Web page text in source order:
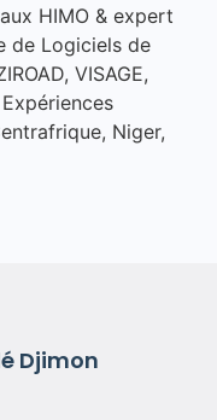
HIMO & expert
de Logiciels de
VISAGE,
Niger,
Djimon